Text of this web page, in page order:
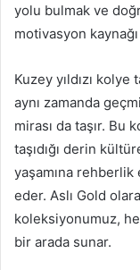
yolu bulmak ve
motivasyon
Kuzey yıldızı kolye
aynı zamanda
mirası da taşır. Bu
taşıdığı derin
yaşamına
eder. Aslı Gold
koleksiyonumuz,
bir arada sunar.